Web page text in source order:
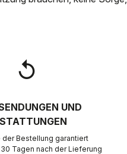
replay
UND
der Bestellung garantiert
Tagen nach der Lieferung